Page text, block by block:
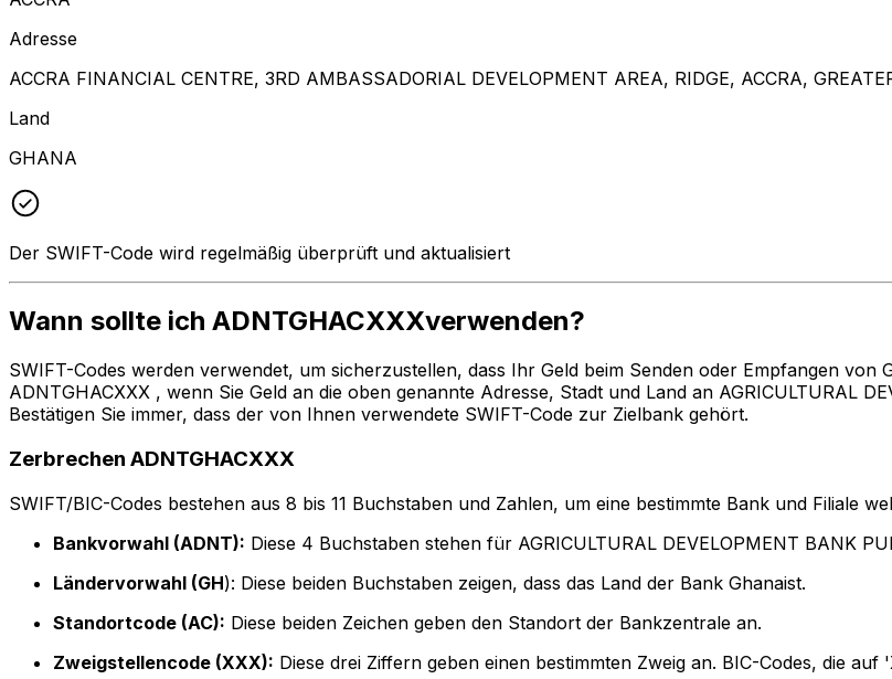
Adresse
ACCRA FINANCIAL CENTRE, 3RD AMBASSADORIAL DEVELOPMENT AREA, RIDGE, ACCRA,
Land
GHANA
Der SWIFT-Code wird regelmäßig überprüft und aktualisiert
Wann sollte ich ADNTGHACXXXverwenden?
SWIFT-Codes werden verwendet, um sicherzustellen, dass Ihr Geld beim Senden oder Empfangen
ADNTGHACXXX , wenn Sie Geld an die oben genannte Adresse, Stadt und Land an AGRICULTURAL
Bestätigen Sie immer, dass der von Ihnen verwendete SWIFT-Code zur Zielbank gehört.
Zerbrechen ADNTGHACXXX
SWIFT/BIC-Codes bestehen aus 8 bis 11 Buchstaben und Zahlen, um eine bestimmte Bank und Filiale
Bankvorwahl (ADNT): Diese 4 Buchstaben stehen für AGRICULTURAL DEVELOPMENT BANK
Ländervorwahl (GH): Diese beiden Buchstaben zeigen, dass das Land der Bank Ghanaist.
Standortcode (AC): Diese beiden Zeichen geben den Standort der Bankzentrale an.
Zweigstellencode (XXX): Diese drei Ziffern geben einen bestimmten Zweig an. BIC-Codes, die